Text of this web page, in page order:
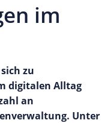
im
zu
digitalen Alltag
an
Unter